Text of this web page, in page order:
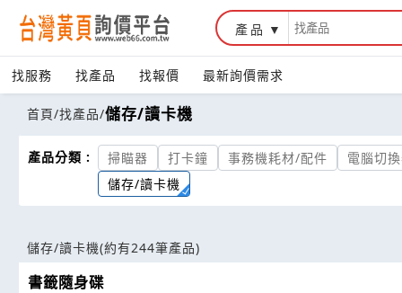
產品
找服務 找產品 找報價 最新詢價需求
首頁/找產品/儲存/讀卡機
產品分類 : 掃瞄器 打卡鐘 事務機耗材/配件
電腦切
儲存/讀卡機
儲存/讀卡機(約有244筆產品)
書籤隨身碟